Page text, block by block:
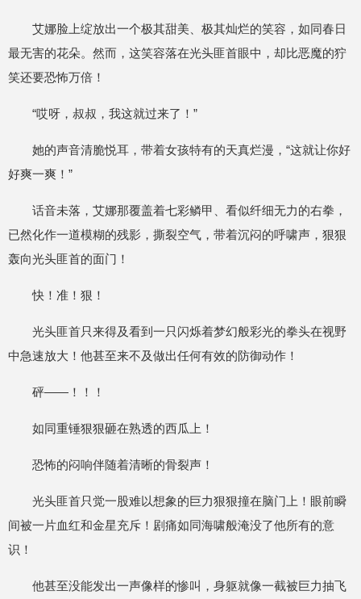
艾娜脸上绽放出一个极其甜美、极其灿烂的笑容，如同春日
最无害的花朵。然而，这笑容落在光头匪首眼中，却比恶魔的狞
笑还要恐怖万倍！
“哎呀，叔叔，我这就过来了！”
她的声音清脆悦耳，带着女孩特有的天真烂漫，“这就让你好
好爽一爽！”
话音未落，艾娜那覆盖着七彩鳞甲、看似纤细无力的右拳，
已然化作一道模糊的残影，撕裂空气，带着沉闷的呼啸声，狠狠
轰向光头匪首的面门！
快！准！狠！
光头匪首只来得及看到一只闪烁着梦幻般彩光的拳头在视野
中急速放大！他甚至来不及做出任何有效的防御动作！
砰——！！！
如同重锤狠狠砸在熟透的西瓜上！
恐怖的闷响伴随着清晰的骨裂声！
光头匪首只觉一股难以想象的巨力狠狠撞在脑门上！眼前瞬
间被一片血红和金星充斥！剧痛如同海啸般淹没了他所有的意
识！
他甚至没能发出一声像样的惨叫，身躯就像一截被巨力抽飞